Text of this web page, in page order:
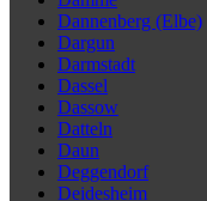
Dannenberg (Elbe)
Dargun
Darmstadt
Dassel
Dassow
Datteln
Daun
Deggendorf
Deidesheim